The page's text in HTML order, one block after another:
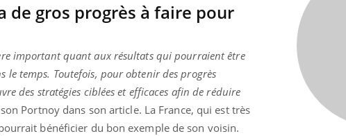
de gros progrès à faire pour
important quant aux résultats qui pourraient être
le temps. Toutefois, pour obtenir des progrès
des stratégies ciblées et efficaces afin de réduire
Portnoy dans son article. La France, qui est très
bénéficier du bon exemple de son voisin.